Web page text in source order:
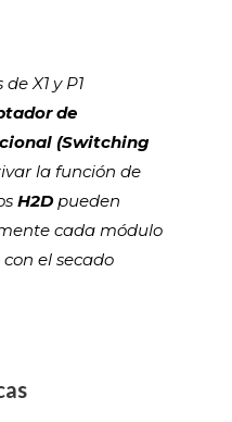
X1 y P1
de
(Switching
la función de
H2D pueden
cada módulo
con el secado